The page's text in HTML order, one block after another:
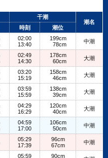
干潮
潮名
時刻 潮位
02:00
13:40
199cm
78cm
中潮
02:49
14:30
178cm
60cm
大潮
03:20
15:19
158cm
46cm
大潮
03:59
15:59
138cm
39cm
大潮
04:29
16:29
120cm
40cm
大潮
04:59
17:00
106cm
50cm
中潮
05:29
17:39
96cm
67cm
中潮
05:59
90cm